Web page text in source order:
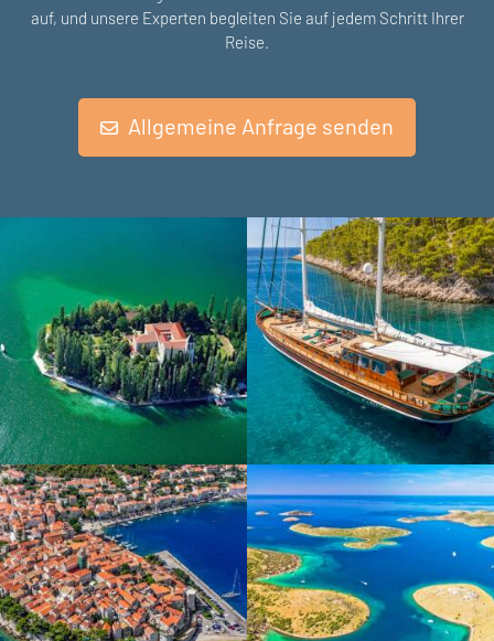
auf, und unsere Experten begleiten Sie auf jedem Schritt Ihrer
Reise.
Allgemeine Anfrage senden